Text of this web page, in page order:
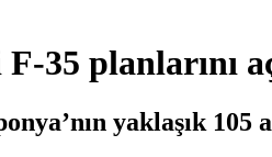
35 planlarını
yaklaşık